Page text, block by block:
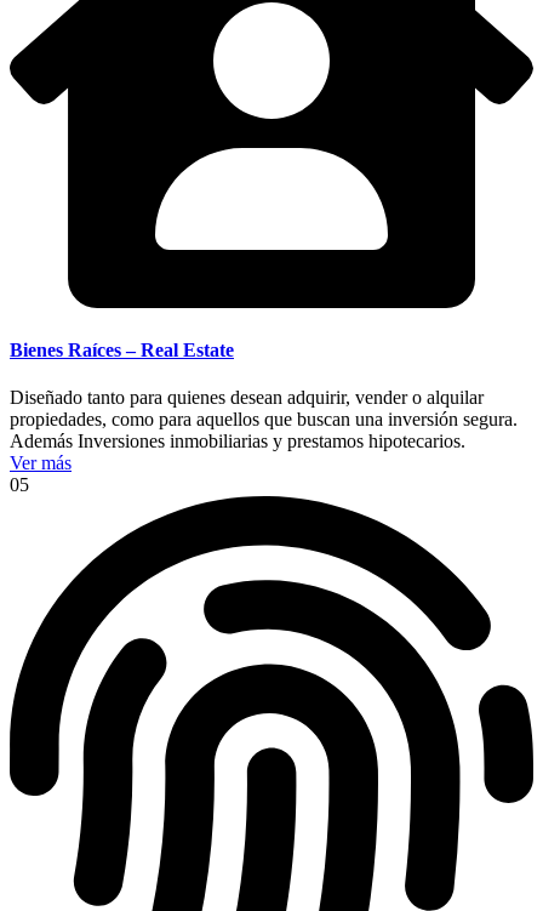
Bienes Raíces – Real Estate
Diseñado tanto para quienes desean adquirir, vender o alquilar
propiedades, como para aquellos que buscan una inversión segura.
Además Inversiones inmobiliarias y prestamos hipotecarios.
Ver más
05